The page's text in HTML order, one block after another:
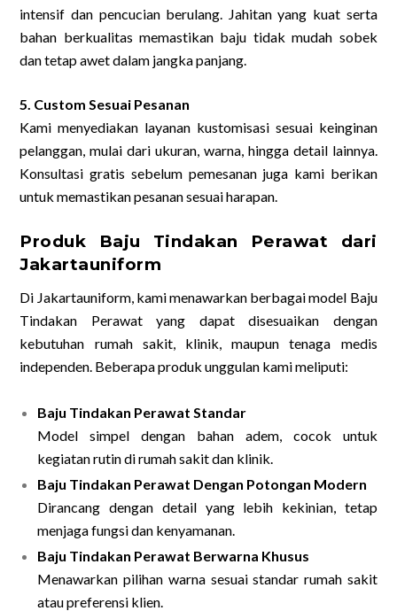
intensif dan pencucian berulang. Jahitan yang kuat serta
bahan berkualitas memastikan baju tidak mudah sobek
dan tetap awet dalam jangka panjang.
5. Custom Sesuai Pesanan
Kami menyediakan layanan kustomisasi sesuai keinginan
pelanggan, mulai dari ukuran, warna, hingga detail lainnya.
Konsultasi gratis sebelum pemesanan juga kami berikan
untuk memastikan pesanan sesuai harapan.
Produk Baju Tindakan Perawat dari
Jakartauniform
Di Jakartauniform, kami menawarkan berbagai model Baju
Tindakan Perawat yang dapat disesuaikan dengan
kebutuhan rumah sakit, klinik, maupun tenaga medis
independen. Beberapa produk unggulan kami meliputi:
Baju Tindakan Perawat Standar
Model simpel dengan bahan adem, cocok untuk
kegiatan rutin di rumah sakit dan klinik.
Baju Tindakan Perawat Dengan Potongan Modern
Dirancang dengan detail yang lebih kekinian, tetap
menjaga fungsi dan kenyamanan.
Baju Tindakan Perawat Berwarna Khusus
Menawarkan pilihan warna sesuai standar rumah sakit
atau preferensi klien.